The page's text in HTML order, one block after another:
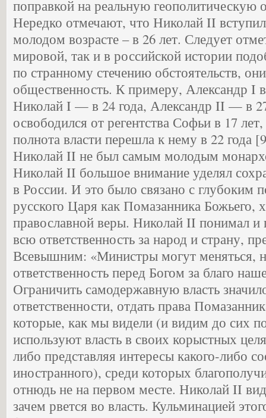
поправкой на реальную геополитическую
Нередко отмечают, что Николай II
молодом возрасте – в 26 лет. Следует
мировой, так и в российской истории
по странному стечению обстоятельств,
общественность. К примеру, Александр I
Николай I — в 24 года, Александр II — в
освободился от регентства Софьи в 17
полнота власти перешла к нему в 22 года
Николай II не был самым молодым
Николай II большое внимание уделял
в России. И это было связано с глубоким
русского Царя как Помазанника Божьего,
православной веры. Николай II понимал и
всю ответственность за народ и страну,
Всевышним: «Министры могут меняться,
ответственность перед Богом за благо
Ограничить самодержавную власть
ответственности, отдать права
которые, как мы видели (и видим до сих
используют власть в своих корыстных
либо представляя интересы какого-либо
иностранного), среди которых
отнюдь не на первом месте. Николай II
зачем рвется во власть. Кульминацией